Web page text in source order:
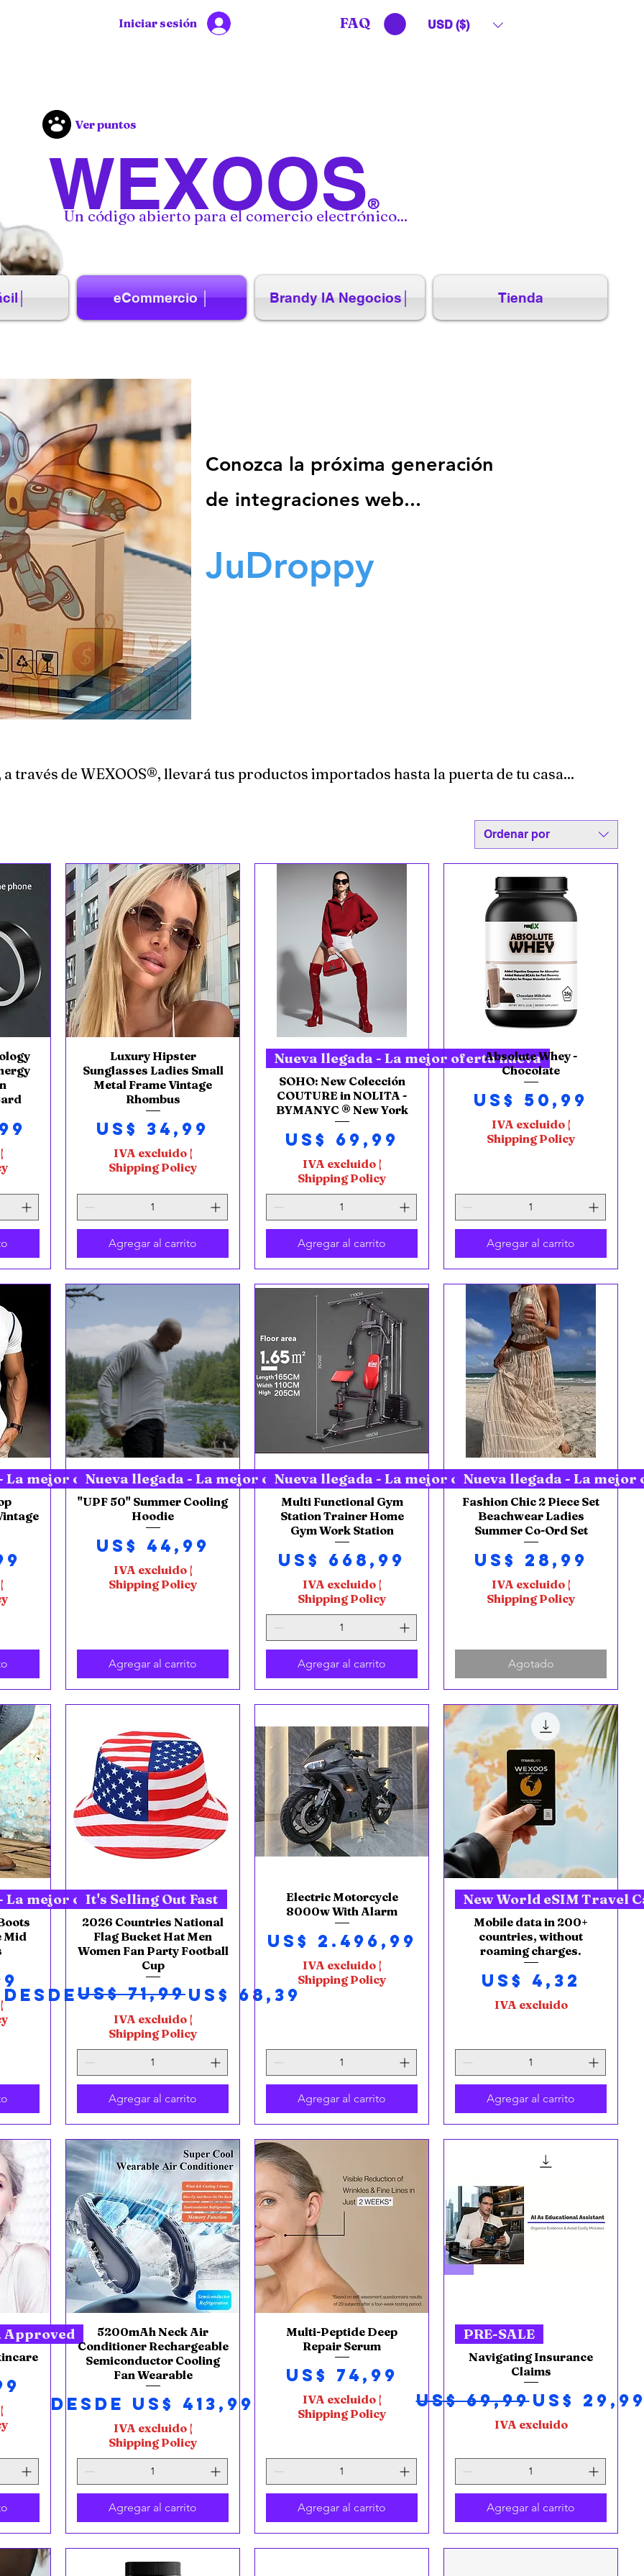
WEXOOS®
Un código abierto para el comercio electrónico...
Ver puntos
Iniciar sesión FAQ USD ($)
eCommercio │ Brandy IA Negocios│ Tienda
Conozca la próxima generación
de integraciones web...
JuDroppy
través de WEXOOS®, llevará tus productos importados hasta la puerta de tu casa...
Ordenar por
Vista rápida
Luxury Hipster
Sunglasses Ladies Small
Metal Frame Vintage
Rhombus
Precio
US$ 34,99
IVA excluido|
Shipping Policy
Agregar al carrito
Vista rápida
Nueva llegada - La mejor oferta nueva
SOHO: New Colección
COUTURE in NOLITA -
BYMANYC ® New York
Precio
US$ 69,99
IVA excluido|
Shipping Policy
Agregar al carrito
Vista rápida
Absolute Whey -
Chocolate
Precio
US$ 50,99
IVA excluido|
Shipping Policy
Agregar al carrito
La mejor oferta nueva
Vista rápida
Nueva llegada - La mejor oferta nueva
"UPF 50" Summer Cooling
Hoodie
Precio
US$ 44,99
IVA excluido|
Shipping Policy
Agregar al carrito
Vista rápida
Nueva llegada - La mejor oferta nueva
Multi Functional Gym
Station Trainer Home
Gym Work Station
Precio
US$ 668,99
IVA excluido|
Shipping Policy
Agregar al carrito
Vista rápida
Nueva llegada - La mejor
Fashion Chic 2 Piece Set
Beachwear Ladies
Summer Co-Ord Set
Precio
US$ 28,99
IVA excluido|
Shipping Policy
Agotado
La mejor oferta nueva
Mid
Vista rápida
It's Selling Out Fast
2026 Countries National
Flag Bucket Hat Men
Women Fan Party Football
Cup
Desde
PrecioUS$ 71,99US$ 68,39
Precio de oferta
IVA excluido|
Shipping Policy
Agregar al carrito
Vista rápida
Electric Motorcycle
8000w With Alarm
Precio
US$ 2.496,99
IVA excluido|
Shipping Policy
Agregar al carrito
Vista rápida
New World eSIM Travel
Mobile data in 200+
countries, without
roaming charges.
Precio
US$ 4,32
IVA excluido
Agregar al carrito
Approved Vista rápida
5200mAh Neck Air
Conditioner Rechargeable
Semiconductor Cooling
Fan Wearable
Desde US$ 413,99
Precio de oferta
IVA excluido|
Shipping Policy
Agregar al carrito
Vista rápida
Multi-Peptide Deep
Repair Serum
Precio
US$ 74,99
IVA excluido|
Shipping Policy
Agregar al carrito
Vista rápida
PRE-SALE
Navigating Insurance
Claims
Precio
US$ 69,99Precio
US$
IVA excluido
Agregar al carrito